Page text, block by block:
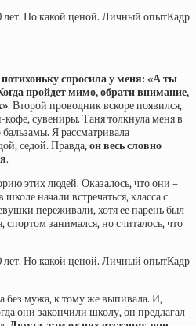
Кадр
спросила у меня: «А ты
пройдет мимо, обрати внимание,
. Второй проводник вскоре появился,
кофе, сувениры. Таня толкнула меня в
Я рассматривала
седой. Правда,он весь словно
.
этих людей. Оказалось, что они –
начали встречаться, класса с
переживали, хотя ее парень был
занимался, но считалось, что
Кадр
без мужа, к тому же выпивала. И,
они закончили школу, он предлагал